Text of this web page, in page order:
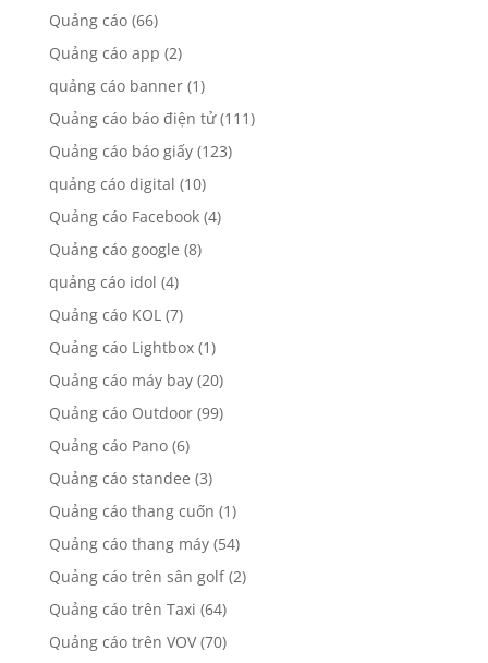
Quảng cáo(66)
Quảng cáo app (2)
quảng cáo banner(1)
Quảng cáo báo điện tử(111)
Quảng cáo báo giấy(123)
quảng cáo digital (10)
Quảng cáo Facebook(4)
Quảng cáo google (8)
quảng cáo idol (4)
Quảng cáo KOL(7)
Quảng cáo Lightbox(1)
Quảng cáo máy bay(20)
Quảng cáo Outdoor(99)
Quảng cáo Pano(6)
Quảng cáo standee (3)
Quảng cáo thang cuốn (1)
Quảng cáo thang máy(54)
Quảng cáo trên sân golf(2)
Quảng cáo trên Taxi (64)
Quảng cáo trên VOV(70)